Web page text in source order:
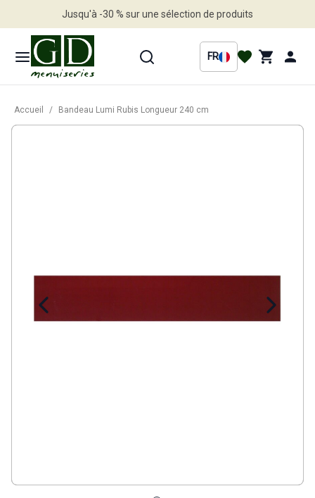
Jusqu'à -30 % sur une sélection de produits
FR
Accueil / Bandeau Lumi Rubis Longueur 240 cm